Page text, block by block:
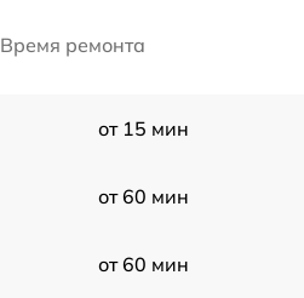
Время ремонта
от 15 мин
от 60 мин
от 60 мин